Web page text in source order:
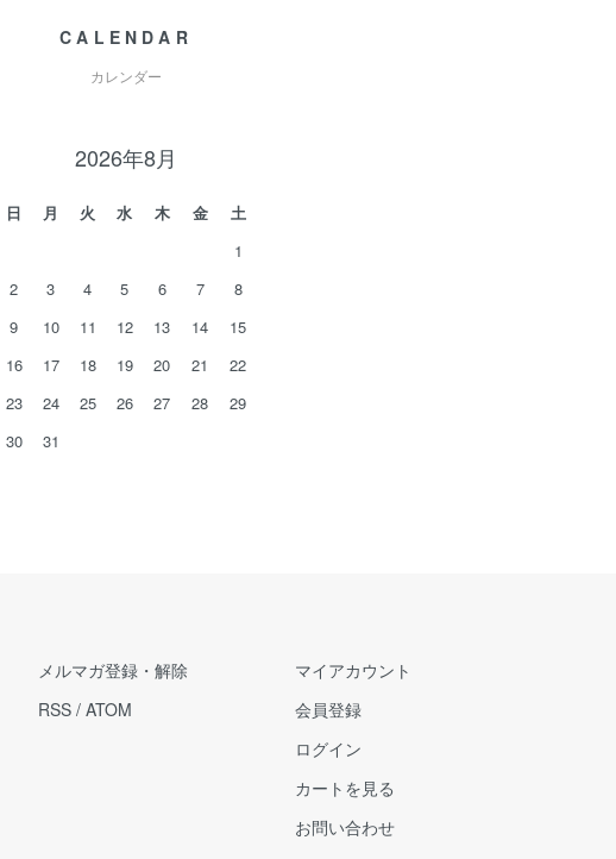
CALENDAR
カレンダー
2026年8月
日 月 火 水 木 金
土
1
2
3 4 5 6 7
8
9
10 11 12 13 14
15
16
17 18 19 20 21
22
23
24 25 26 27 28
29
30
31
メルマガ登録・解除
RSS / ATOM
マイアカウント
会員登録
ログイン
カートを見る
お問い合わせ